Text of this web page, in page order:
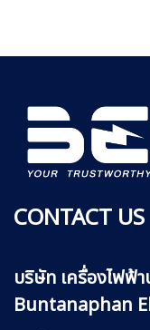
CONTACT US
บริษัท เครื่องไฟ
Buntanaphan